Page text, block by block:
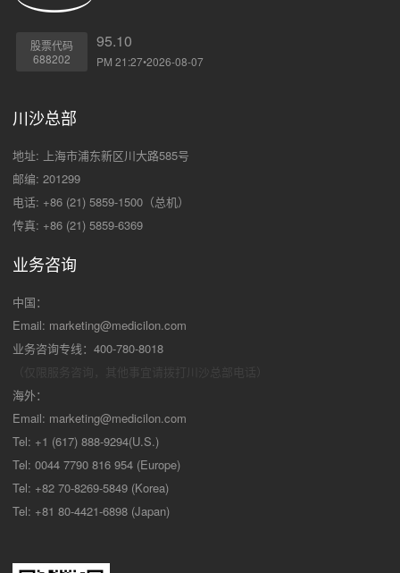
股票代码
688202
95.10
PM 21:27•2026-08-07
川沙总部
地址: 上海市浦东新区川大路585号
邮编: 201299
电话: +86 (21) 5859-1500（总机）
传真: +86 (21) 5859-6369
业务咨询
中国：
Email: marketing@medicilon.com
业务咨询专线：400-780-8018
海外：
Email: marketing@medicilon.com
Tel: +1 (617) 888-9294(U.S.)
Tel: 0044 7790 816 954 (Europe)
Tel: +82 70-8269-5849 (Korea)
Tel: +81 80-4421-6898 (Japan)